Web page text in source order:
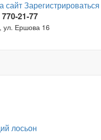
сайтЗарегистрироваться
770-21-77
ул. Ершова 16